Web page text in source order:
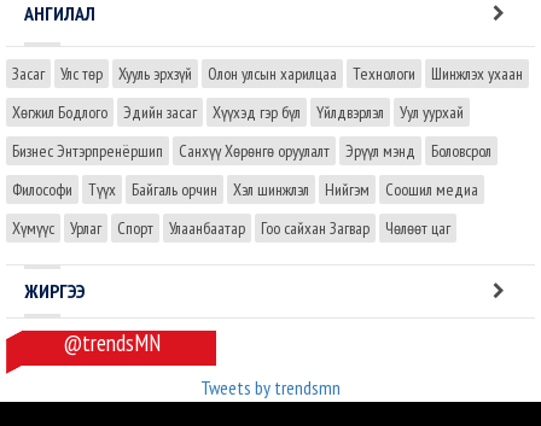
АНГИЛАЛ
Засаг Улс төр Хууль эрхзүй Олон улсын харилцаа Технологи
Шинжлэх ухаан
Хөгжил Бодлого
Эдийн засаг Хүүхэд гэр бүл Үйлдвэрлэл
Уул уурхай
Бизнес Энтэрпренёршип
Санхүү Хөрөнгө оруулалт Эрүүл мэнд
Боловсрол
Философи
Түүх Байгаль орчин Хэл шинжлэл Нийгэм
Соошил медиа
Хүмүүс
Урлаг Спорт Улаанбаатар Гоо сайхан Загвар Чөлөөт цаг
ЖИРГЭЭ
@trendsMN
Tweets by trendsmn